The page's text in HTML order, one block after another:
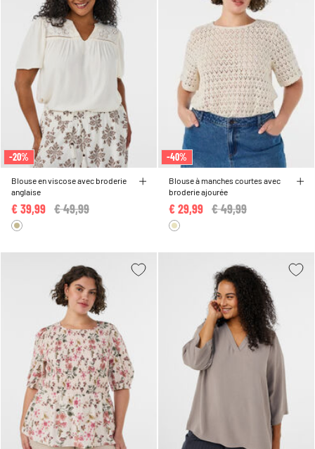
-20%
Blouse en viscose avec broderie
anglaise
Price reduced from
€ 49,99
€ 39,99
-40%
Blouse à manches courtes avec
broderie ajourée
Price reduced from
€ 49,99
€ 29,99